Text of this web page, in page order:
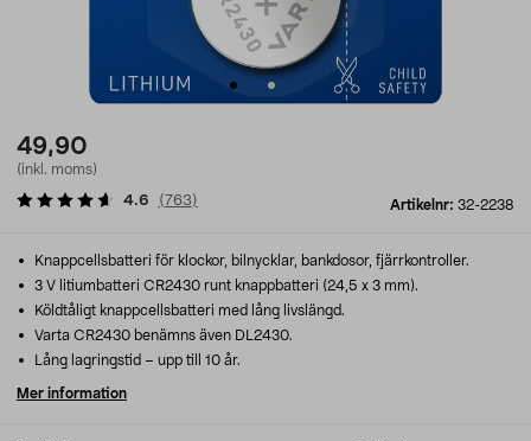
49,90
(inkl. moms)
Artikelnr: 32-2238
4.6 (763)
Knappcellsbatteri för klockor, bilnycklar, bankdosor, fjärrkontroller.
3 V litiumbatteri CR2430 runt knappbatteri (24,5 x 3 mm).
Köldtåligt knappcellsbatteri med lång livslängd.
Varta CR2430 benämns även DL2430.
Lång lagringstid – upp till 10 år.
Mer information